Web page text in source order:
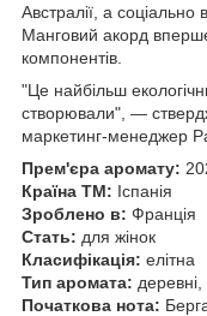
Австралії, а соціально
Манговий акорд
компонентів.
"Це найбільш
створювали", —
маркетинг-менеджер
Прем'єра аромату:
Країна ТМ: Іспанія
Зроблено в: Франція
Стать: для жінок
Класифікація: елітна
Тип аромата: деревні,
Початкова нота: